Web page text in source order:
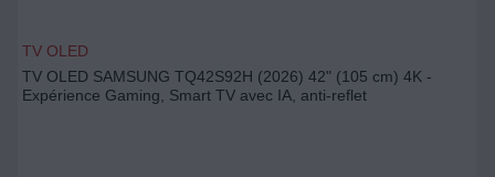
TV OLED
TV OLED SAMSUNG TQ42S92H (2026) 42" (105 cm) 4K -
Expérience Gaming, Smart TV avec IA, anti-reflet